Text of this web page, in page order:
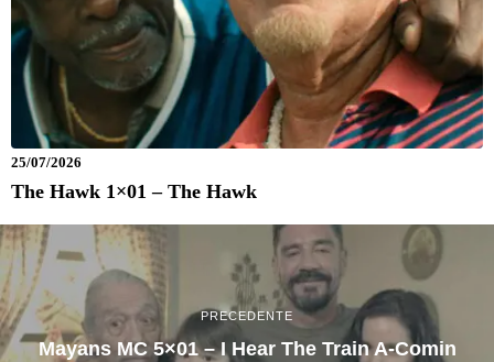
25/07/2026
The Hawk 1×01 – The Hawk
PRECEDENTE
Mayans MC 5×01 – I Hear The Train A-Comin